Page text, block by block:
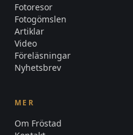
Fotoresor
Fotogömslen
Artiklar
Video
Föreläsningar
Nyhetsbrev
MER
Om Fröstad